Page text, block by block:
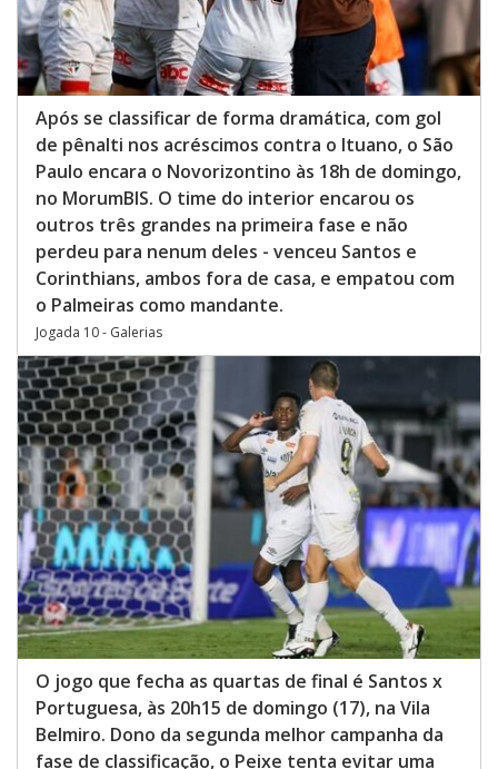
Após se classificar de forma dramática, com gol
de pênalti nos acréscimos contra o Ituano, o São
Paulo encara o Novorizontino às 18h de domingo,
no MorumBIS. O time do interior encarou os
outros três grandes na primeira fase e não
perdeu para nenum deles - venceu Santos e
Corinthians, ambos fora de casa, e empatou com
o Palmeiras como mandante.
Jogada 10 - Galerias
O jogo que fecha as quartas de final é Santos x
Portuguesa, às 20h15 de domingo (17), na Vila
Belmiro. Dono da segunda melhor campanha da
fase de classificação, o Peixe tenta evitar uma